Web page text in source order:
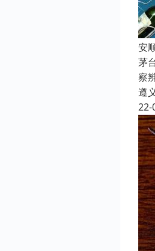
安
茅
察
遵
22-